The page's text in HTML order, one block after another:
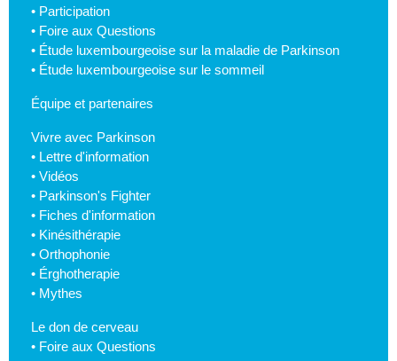
• Participation
• Foire aux Questions
• Étude luxembourgeoise sur la maladie de Parkinson
• Étude luxembourgeoise sur le sommeil
Équipe et partenaires
Vivre avec Parkinson
• Lettre d'information
• Vidéos
• Parkinson's Fighter
• Fiches d'information
• Kinésithérapie
• Orthophonie
• Érghotherapie
• Mythes
Le don de cerveau
• Foire aux Questions